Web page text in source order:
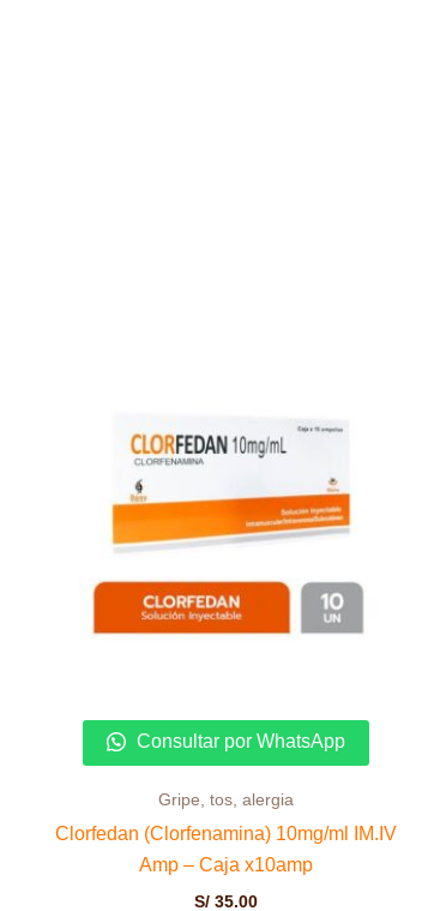
Consultar por WhatsApp
Gripe, tos, alergia
Clorfedan (Clorfenamina) 10mg/ml IM.IV
Amp – Caja x10amp
S/ 35.00